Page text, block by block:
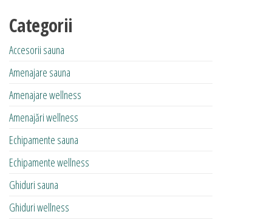
Categorii
Accesorii sauna
Amenajare sauna
Amenajare wellness
Amenajări wellness
Echipamente sauna
Echipamente wellness
Ghiduri sauna
Ghiduri wellness